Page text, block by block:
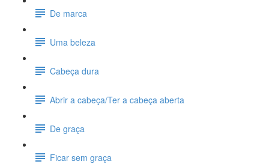
De marca
Uma beleza
Cabeça dura
Abrir a cabeça/Ter a cabeça aberta
De graça
Ficar sem graça